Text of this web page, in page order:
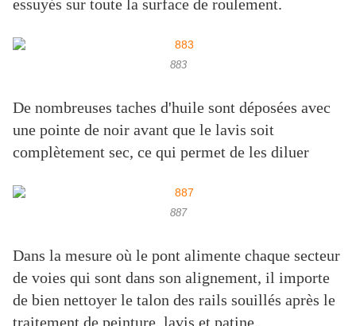
essuyés sur toute la surface de roulement.
883
De nombreuses taches d'huile sont déposées avec
une pointe de noir avant que le lavis soit
complètement sec, ce qui permet de les diluer
887
Dans la mesure où le pont alimente chaque secteur
de voies qui sont dans son alignement, il importe
de bien nettoyer le talon des rails souillés après le
traitement de peinture, lavis et patine.